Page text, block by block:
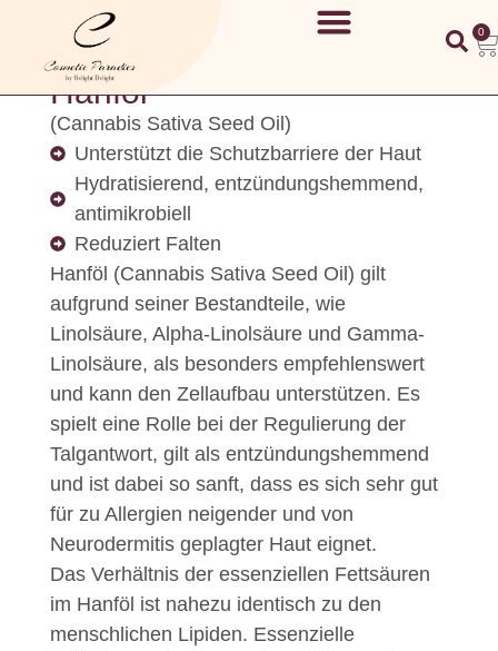
0
Hanföl
(Cannabis Sativa Seed Oil)
Unterstützt die Schutzbarriere der Haut
Hydratisierend, entzündungshemmend,
antimikrobiell
Reduziert Falten
Hanföl (Cannabis Sativa Seed Oil) gilt
aufgrund seiner Bestandteile, wie
Linolsäure, Alpha-Linolsäure und Gamma-
Linolsäure, als besonders empfehlenswert
und kann den Zellaufbau unterstützen. Es
spielt eine Rolle bei der Regulierung der
Talgantwort, gilt als entzündungshemmend
und ist dabei so sanft, dass es sich sehr gut
für zu Allergien neigender und von
Neurodermitis geplagter Haut eignet.
Das Verhältnis der essenziellen Fettsäuren
im Hanföl ist nahezu identisch zu den
menschlichen Lipiden. Essenzielle